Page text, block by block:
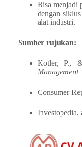
Bisa menjadi
dengan
alat industri.
Sumber rujukan:
Kotler, P.,
Management
Consumer
Investopedia,